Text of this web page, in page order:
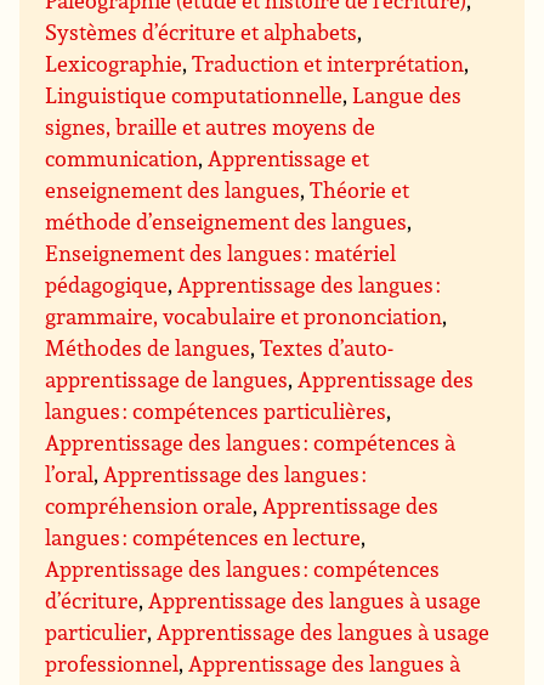
Systèmes d’écriture et alphabets,
Lexicographie,Traduction et interprétation,
Linguistique computationnelle,Langue des
signes, braille et autres moyens de
communication,Apprentissage et
enseignement des langues,Théorie et
méthode d’enseignement des langues,
Enseignement des langues : matériel
pédagogique,Apprentissage des langues :
grammaire, vocabulaire et prononciation,
Méthodes de langues,Textes d’auto-
apprentissage de langues,Apprentissage des
langues : compétences particulières,
Apprentissage des langues : compétences à
l’oral,Apprentissage des langues :
compréhension orale,Apprentissage des
langues : compétences en lecture,
Apprentissage des langues : compétences
d’écriture,Apprentissage des langues à usage
particulier,Apprentissage des langues à usage
professionnel,Apprentissage des langues à